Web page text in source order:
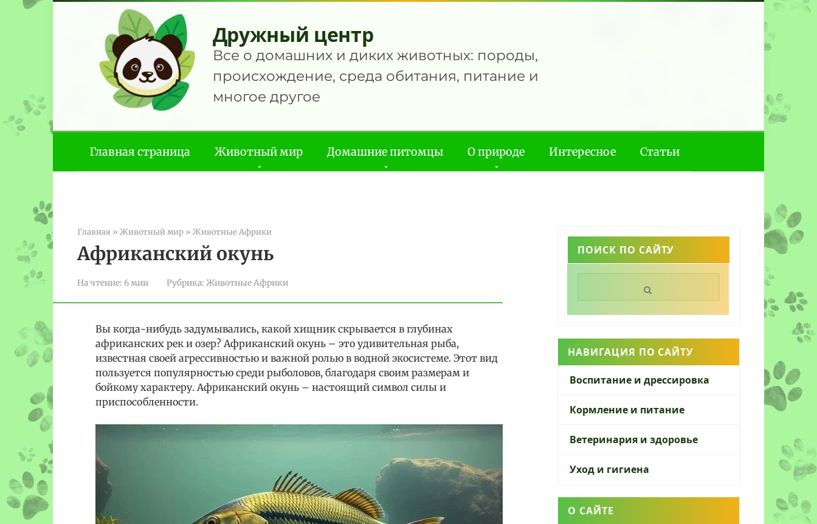
Перейти
Дружный центр
Все о домашних и диких животных: породы,
происхождение, среда обитания, питание и
многое другое
Главная страница Животный мир Домашние питомцы О природе Интересное Статьи
Главная » Животный мир » Животные Африки
Африканский окунь
На чтение: 6 мин Рубрика: Животные Африки
Вы когда-нибудь задумывались, какой хищник скрывается в глубинах
африканских рек и озер? Африканский окунь – это удивительная рыба,
известная своей агрессивностью и важной ролью в водной экосистеме. Этот вид
пользуется популярностью среди рыболовов, благодаря своим размерам и
бойкому характеру. Африканский окунь – настоящий символ силы и
приспособленности.
ПОИСК ПО САЙТУ
НАВИГАЦИЯ ПО САЙТУ
Воспитание и дрессировка
Кормление и питание
Ветеринария и здоровье
Уход и гигиена
О САЙТЕ